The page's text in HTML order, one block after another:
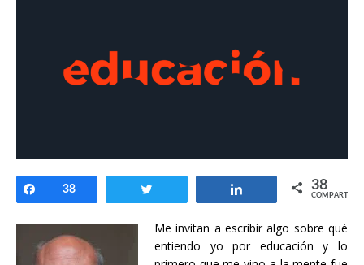
Compartir
38 Compartir 38
COMPARTIR
Me invitan a escribir algo sobre qué
entiendo yo por educación y lo